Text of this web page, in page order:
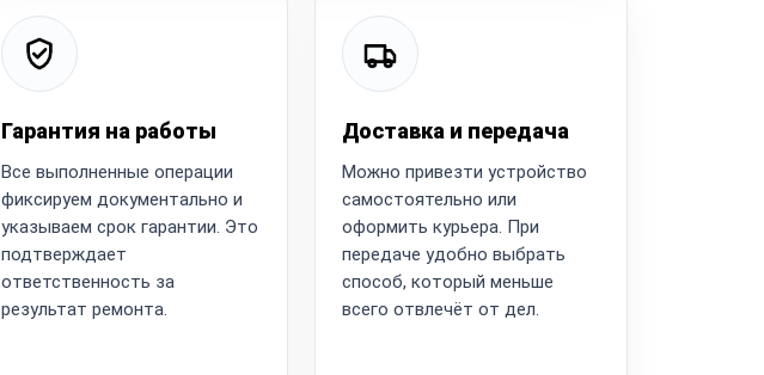
Гарантия на работы
Все выполненные операции
фиксируем документально и
указываем срок гарантии. Это
подтверждает
ответственность за
результат ремонта.
Доставка и передача
Можно привезти устройство
самостоятельно или
оформить курьера. При
передаче удобно выбрать
способ, который меньше
всего отвлечёт от дел.